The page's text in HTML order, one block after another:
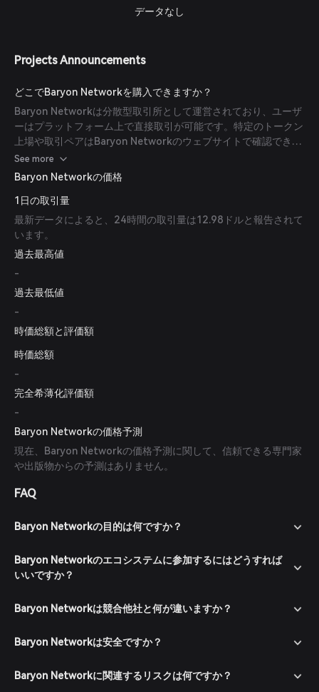
データなし
Projects Announcements
どこでBaryon Networkを購入できますか？
Baryon Networkは分散型取引所として運営されており、ユーザ
ーはプラットフォーム上で直接取引が可能です。特定のトークン
上場や取引ペアはBaryon Networkのウェブサイトで確認できま
す。
See more
Baryon Networkの価格
1日の取引量
最新データによると、24時間の取引量は12.98ドルと報告されて
います。
過去最高値
-
過去最低値
-
時価総額と評価額
時価総額
-
完全希薄化評価額
-
Baryon Networkの価格予測
現在、Baryon Networkの価格予測に関して、信頼できる専門家
や出版物からの予測はありません。
FAQ
Baryon Networkの目的は何ですか？
Baryon Networkのエコシステムに参加するにはどうすれば
いいですか？
Baryon Networkは競合他社と何が違いますか？
Baryon Networkは安全ですか？
Baryon Networkに関連するリスクは何ですか？